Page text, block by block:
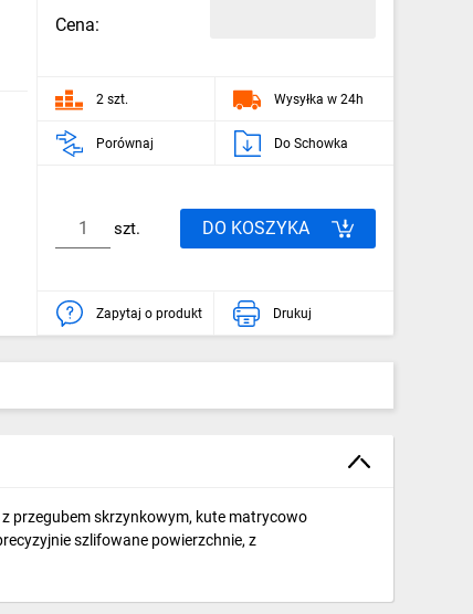
Cena:
2 szt. Wysyłka w 24h
Porównaj Do Schowka
szt. DO KOSZYKA
Zapytaj o produkt Drukuj
przegubem skrzynkowym, kute matrycowo
szlifowane powierzchnie, z